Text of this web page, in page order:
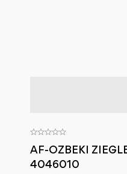
AF-OZBEKI
4046010